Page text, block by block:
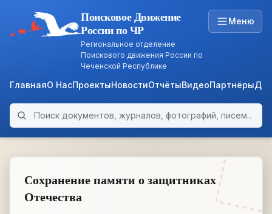
ARCHIVE
Поисковое Движение
России по ЧР
Региональное отделение
Поискового движения России по
Чеченской Республике
Меню
ГлавнаяО НасПроектыНовостиОтчётыВидеоПартнёры
Поиск по архиву
Сохранение памяти о защитниках
Отечества